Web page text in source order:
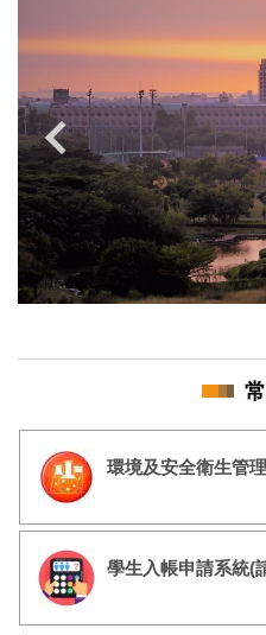
環境及安全衛生管
學生入帳申請系統(